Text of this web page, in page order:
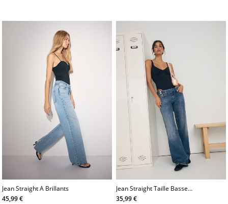
Jean Straight A Brillants
45,99 €
Jean Straight Taille Basse
Ceinture Hammer
35,99 €